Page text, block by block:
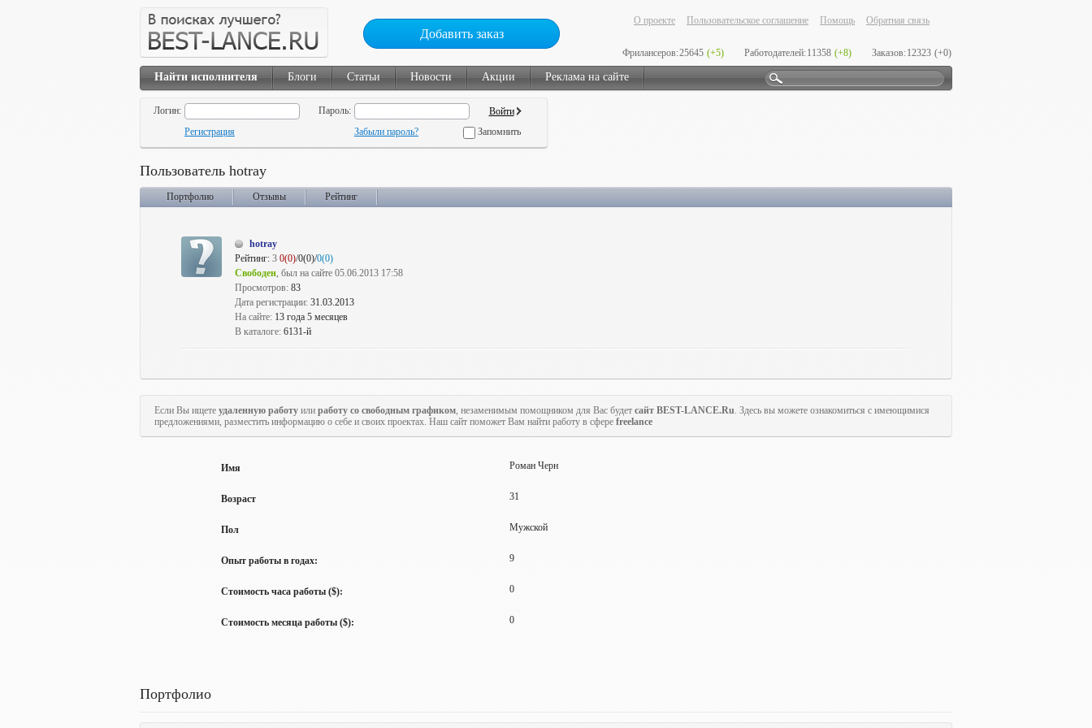
Добавить заказ
О проекте Пользовательское соглашение Помощь Обратная связь
Фрилансеров:25645 (+5) Работодателей:11358 (+8) Заказов:12323 (+0)
Найти исполнителя Блоги Статьи Новости Акции Реклама на сайте
Логин:
Пароль:
Регистрация
Забыли пароль? Запомнить
Пользователь hotray
Портфолио Отзывы Рейтинг
hotray
Рейтинг: 3 0(0)/0(0)/0(0)
Свободен, был на сайте 05.06.2013 17:58
Просмотров: 83
Дата регистрации: 31.03.2013
На сайте: 13 года 5 месяцев
В каталоге: 6131-й
Если Вы ищете удаленную работу или работу со свободным графиком, незаменимым помощником для Вас будет сайт BEST-LANCE.Ru. Здесь вы можете ознакомиться с имеющимися
предложениями, разместить информацию о себе и своих проектах. Наш сайт поможет Вам найти работу в сфере freelance
Имя Роман Черн
Возраст 31
Пол Мужской
Опыт работы в годах: 9
Стоимость часа работы ($): 0
Стоимость месяца работы ($): 0
Портфолио